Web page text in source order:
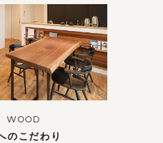
WOOD
のこだわり